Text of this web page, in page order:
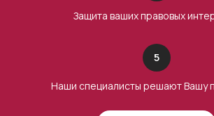
Защита ваших правовых
5
Наши специалисты решают Вашу